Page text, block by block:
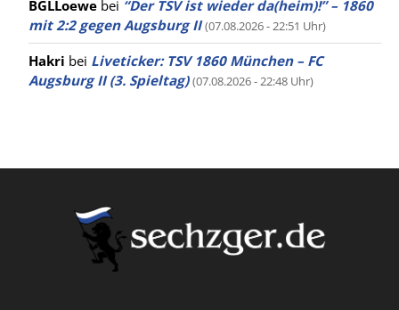
BGLLoewe bei “Der TSV ist wieder da(heim)!” – 1860
mit 2:2 gegen Augsburg II (07.08.2026 - 22:51 Uhr)
Hakri bei Liveticker: TSV 1860 München – FC
Augsburg II (3. Spieltag) (07.08.2026 - 22:48 Uhr)